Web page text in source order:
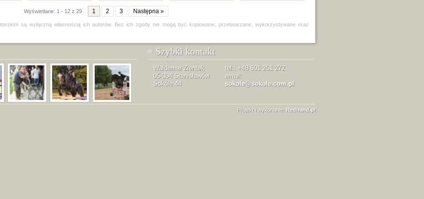
Wyświetlane: 1 - 12 z 29 1 2 3 Następna »
są wyłączną własnością ich autorów. Bez ich zgody nie mogą być kopiowane, przetwarzane, wykorzystywane oraz
Szybki kontakt
Waldemar Zientek
05-304 Stanisławów
Sokóle 44
tel.: +48 601 251 272
email:
sokole@sokole.com.pl
Projekt i wykonanie: Redhand.pl